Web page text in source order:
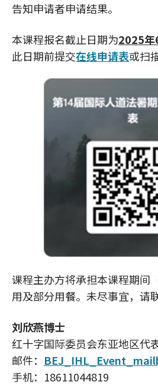
告知申请者申请结果。
本课程报名截止日期为2025年
此日期前提交在线申请表或扫
课程主办方将承担本课程期间
用及部分用餐。未尽事宜，请联
刘欣燕博士
红十字国际委员会东亚地区代
邮件：
手机：18611044819